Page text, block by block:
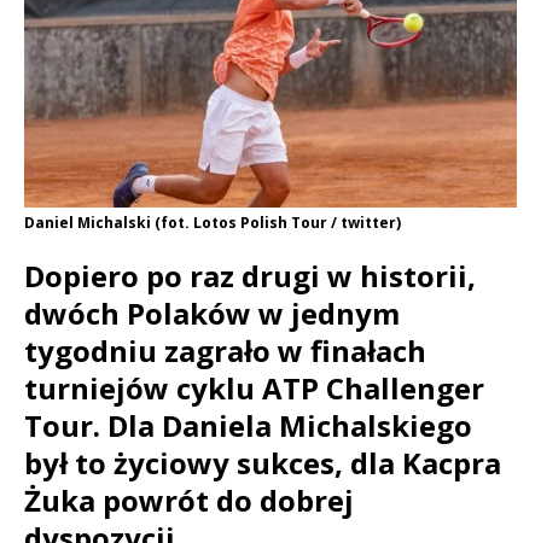
Daniel Michalski (fot. Lotos Polish Tour / twitter)
Dopiero po raz drugi w historii,
dwóch Polaków w jednym
tygodniu zagrało w finałach
turniejów cyklu ATP Challenger
Tour. Dla Daniela Michalskiego
był to życiowy sukces, dla Kacpra
Żuka powrót do dobrej